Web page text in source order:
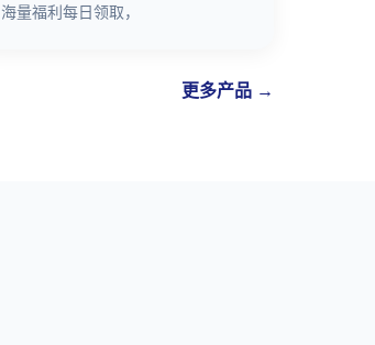
海量福利每日领取，
更多产品 →